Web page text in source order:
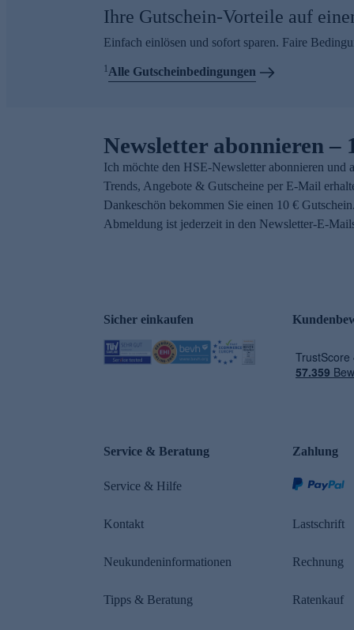
Ihre Gutschein-Vorteile auf
Einfach einlösen und sofort sparen. Faire
1Alle Gutscheinbedingungen
Newsletter abonnieren –
Ich möchte den HSE-Newsletter abonnieren und
Trends, Angebote & Gutscheine per E-Mail
Dankeschön bekommen Sie einen 10 €
Abmeldung ist jederzeit in den Newsletter-E-
Sicher einkaufen
Service & Beratung
Service & Hilfe
Kontakt
Neukundeninformationen
Tipps & Beratung
Zahlung
Lastschrift
Rechnung
Ratenkauf